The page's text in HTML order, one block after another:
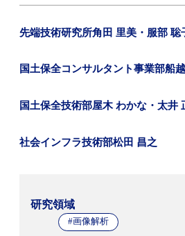
先端技術研究所角田 里美・服部 聡
国土保全コンサルタント事業部船
国土保全技術部屋木 わかな・太井
社会インフラ技術部松田 昌之
研究領域
#画像解析